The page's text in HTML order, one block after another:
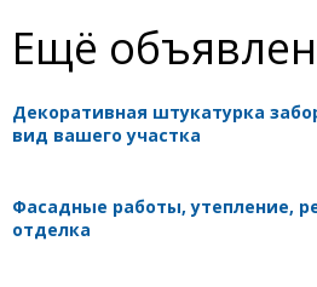
Ещё
Декоративная штукатурка
вид вашего участка
Фасадные работы, утепление,
отделка